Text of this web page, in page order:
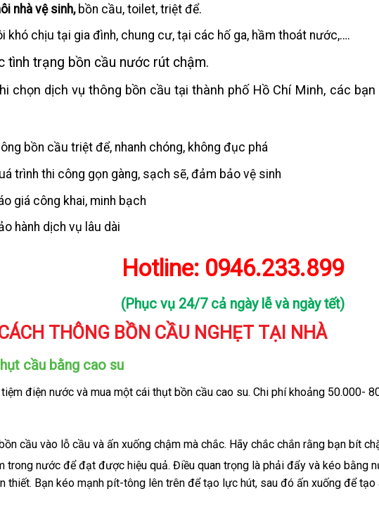
nhà vệ sinh,bồn cầu, toilet, triệt để.
khó chịu tại gia đình, chung cư, tại các hố ga, hầm thoát nước,….
tình trạng bồn cầu nước rút chậm.
chọn dịch vụ thông bồn cầu tại thành phố Hồ Chí Minh, các
bồn cầu triệt để, nhanh chóng, không đục phá
trình thi công gọn gàng, sạch sẽ, đảm bảo vệ sinh
giá công khai, minh bạch
hành dịch vụ lâu dài
Hotline: 0946.233.899
(Phục vụ 24/7 cả ngày lễ và ngày tết)
THÔNG BỒN CẦU NGHẸT TẠI NHÀ
cầu bằng cao su
tiệm điện nước và mua một cái thụt bồn cầu cao su. Chi phí khoảng 50.000-
cầu vào lỗ cầu và ấn xuống chậm mà chắc. Hãy chắc chắn rằng bạn bít
trong nước để đạt được hiệu quả. Điều quan trọng là phải đẩy và kéo bằng
thiết. Bạn kéo mạnh pít-tông lên trên để tạo lực hút, sau đó ấn xuống để